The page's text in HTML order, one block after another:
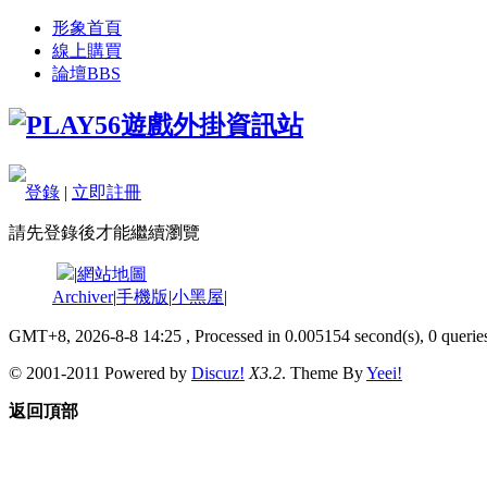
形象首頁
線上購買
論壇BBS
登錄 | 立即註冊
請先登錄後才能繼續瀏覽
|網站地圖
Archiver|手機版|小黑屋|
GMT+8, 2026-8-8 14:25 , Processed in 0.005154 second(s), 0
© 2001-2011 Powered by Discuz! X3.2. Theme ByYeei!
返回頂部